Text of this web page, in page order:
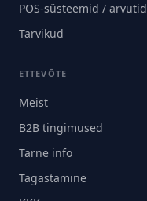
POS-süsteemid / arvutid
Tarvikud
ETTEVÕTE
Meist
B2B tingimused
Tarne info
Tagastamine